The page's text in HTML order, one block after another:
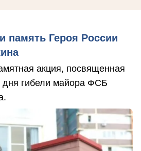
память Героя России
акция, посвященная
дня гибели майора ФСБ